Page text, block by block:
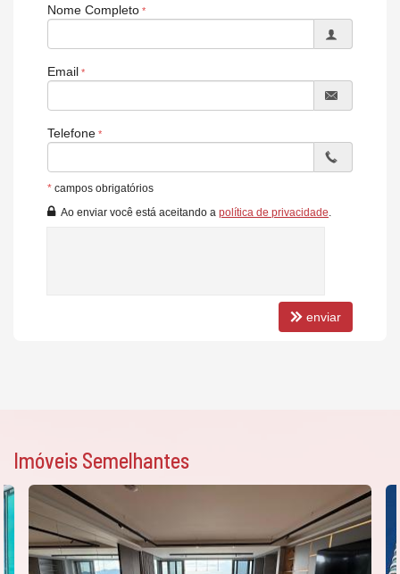
Nome Completo
Email
Telefone
* campos obrigatórios
Ao enviar você está aceitando a política de privacidade
enviar
Imóveis Semelhantes